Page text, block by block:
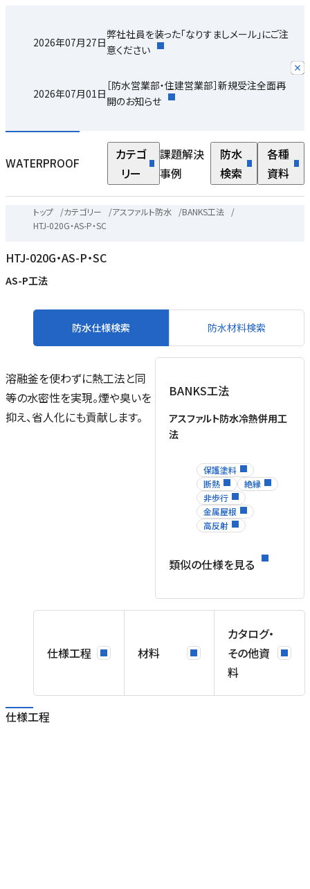
2026年07月27日
弊社社員を装った「なりすましメール」にご注
意ください
2026年07月01日
［防水営業部・住建営業部］新規受注全面再
開のお知らせ
WATERPROOF
カテゴ
リー
課題解決
事例
防水
検索
各種
資料
トップ /カテゴリー /アスファルト防水 /BANKS工法
/
HTJ-020G・AS-P・SC
HTJ-020G・AS-P・SC
AS-P工法
防水仕様検索 防水材料検索
溶融釜を使わずに熱工法と同
等の水密性を実現。煙や臭いを
抑え、省人化にも貢献します。
BANKS工法
アスファルト防水冷熱併用工
法
保護塗料
断熱
絶縁
非歩行
金属屋根
高反射
類似の仕様を見る
仕様工程 材料
カタログ・
その他資
料
仕様工程